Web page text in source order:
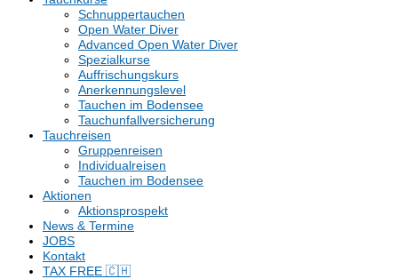
Schnuppertauchen
Open Water Diver
Advanced Open Water Diver
Spezialkurse
Auffrischungskurs
Anerkennungslevel
Tauchen im Bodensee
Tauchunfallversicherung
Tauchreisen
Gruppenreisen
Individualreisen
Tauchen im Bodensee
Aktionen
Aktionsprospekt
News & Termine
JOBS
Kontakt
TAX FREE 🇨🇭